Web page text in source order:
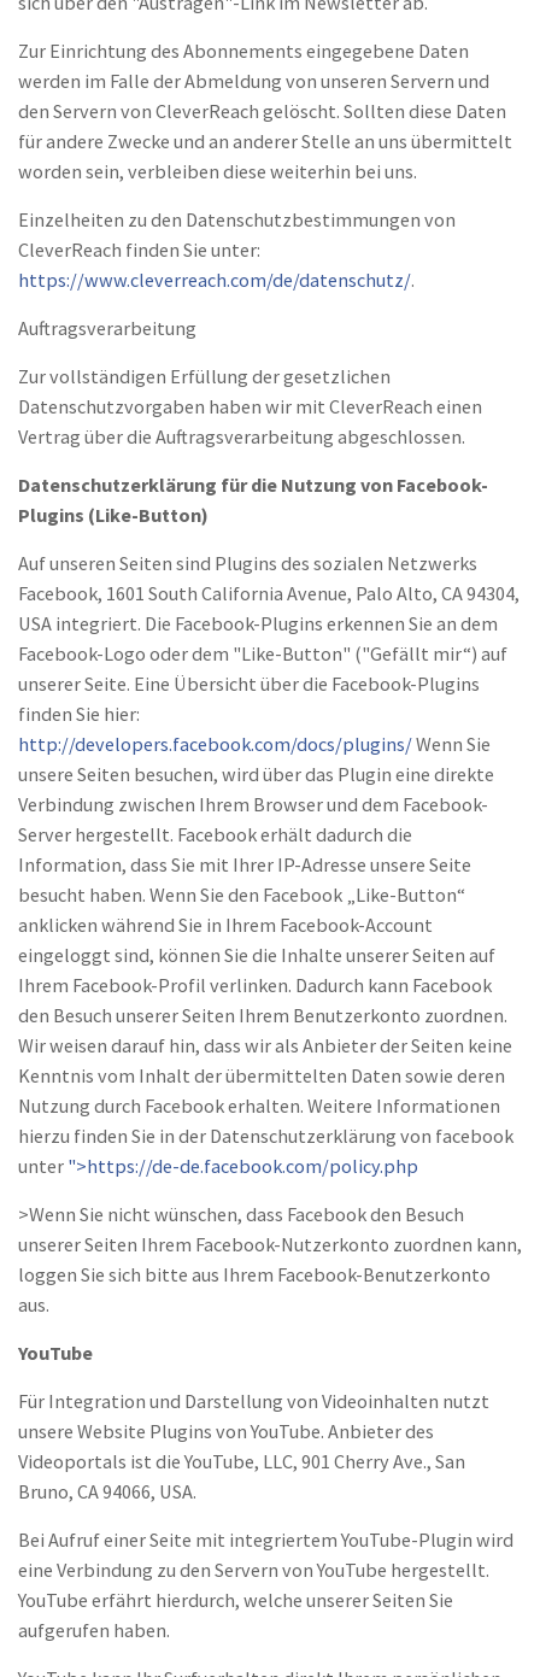
Zur Einrichtung des Abonnements eingegebene Daten
werden im Falle der Abmeldung von unseren Servern und
den Servern von CleverReach gelöscht. Sollten diese Daten
für andere Zwecke und an anderer Stelle an uns übermittelt
worden sein, verbleiben diese weiterhin bei uns.
Einzelheiten zu den Datenschutzbestimmungen von
CleverReach finden Sie unter:
https://www.cleverreach.com/de/datenschutz/.
Auftragsverarbeitung
Zur vollständigen Erfüllung der gesetzlichen
Datenschutzvorgaben haben wir mit CleverReach einen
Vertrag über die Auftragsverarbeitung abgeschlossen.
Datenschutzerklärung für die Nutzung von Facebook-
Plugins (Like-Button)
Auf unseren Seiten sind Plugins des sozialen Netzwerks
Facebook, 1601 South California Avenue, Palo Alto, CA 94304,
USA integriert. Die Facebook-Plugins erkennen Sie an dem
Facebook-Logo oder dem "Like-Button" ("Gefällt mir“) auf
unserer Seite. Eine Übersicht über die Facebook-Plugins
finden Sie hier:
http://developers.facebook.com/docs/plugins/Wenn Sie
unsere Seiten besuchen, wird über das Plugin eine direkte
Verbindung zwischen Ihrem Browser und dem Facebook-
Server hergestellt. Facebook erhält dadurch die
Information, dass Sie mit Ihrer IP-Adresse unsere Seite
besucht haben. Wenn Sie den Facebook „Like-Button“
anklicken während Sie in Ihrem Facebook-Account
eingeloggt sind, können Sie die Inhalte unserer Seiten auf
Ihrem Facebook-Profil verlinken. Dadurch kann Facebook
den Besuch unserer Seiten Ihrem Benutzerkonto zuordnen.
Wir weisen darauf hin, dass wir als Anbieter der Seiten keine
Kenntnis vom Inhalt der übermittelten Daten sowie deren
Nutzung durch Facebook erhalten. Weitere Informationen
hierzu finden Sie in der Datenschutzerklärung von facebook
unter ">https://de-de.facebook.com/policy.php
>Wenn Sie nicht wünschen, dass Facebook den Besuch
unserer Seiten Ihrem Facebook-Nutzerkonto zuordnen kann,
loggen Sie sich bitte aus Ihrem Facebook-Benutzerkonto
aus.
YouTube
Für Integration und Darstellung von Videoinhalten nutzt
unsere Website Plugins von YouTube. Anbieter des
Videoportals ist die YouTube, LLC, 901 Cherry Ave., San
Bruno, CA 94066, USA.
Bei Aufruf einer Seite mit integriertem YouTube-Plugin wird
eine Verbindung zu den Servern von YouTube hergestellt.
YouTube erfährt hierdurch, welche unserer Seiten Sie
aufgerufen haben.